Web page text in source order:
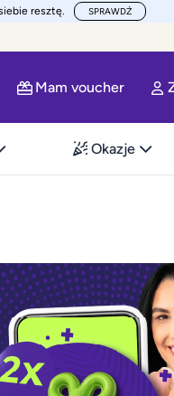
resztę. SPRAWDŹ
Mam voucher
Okazje